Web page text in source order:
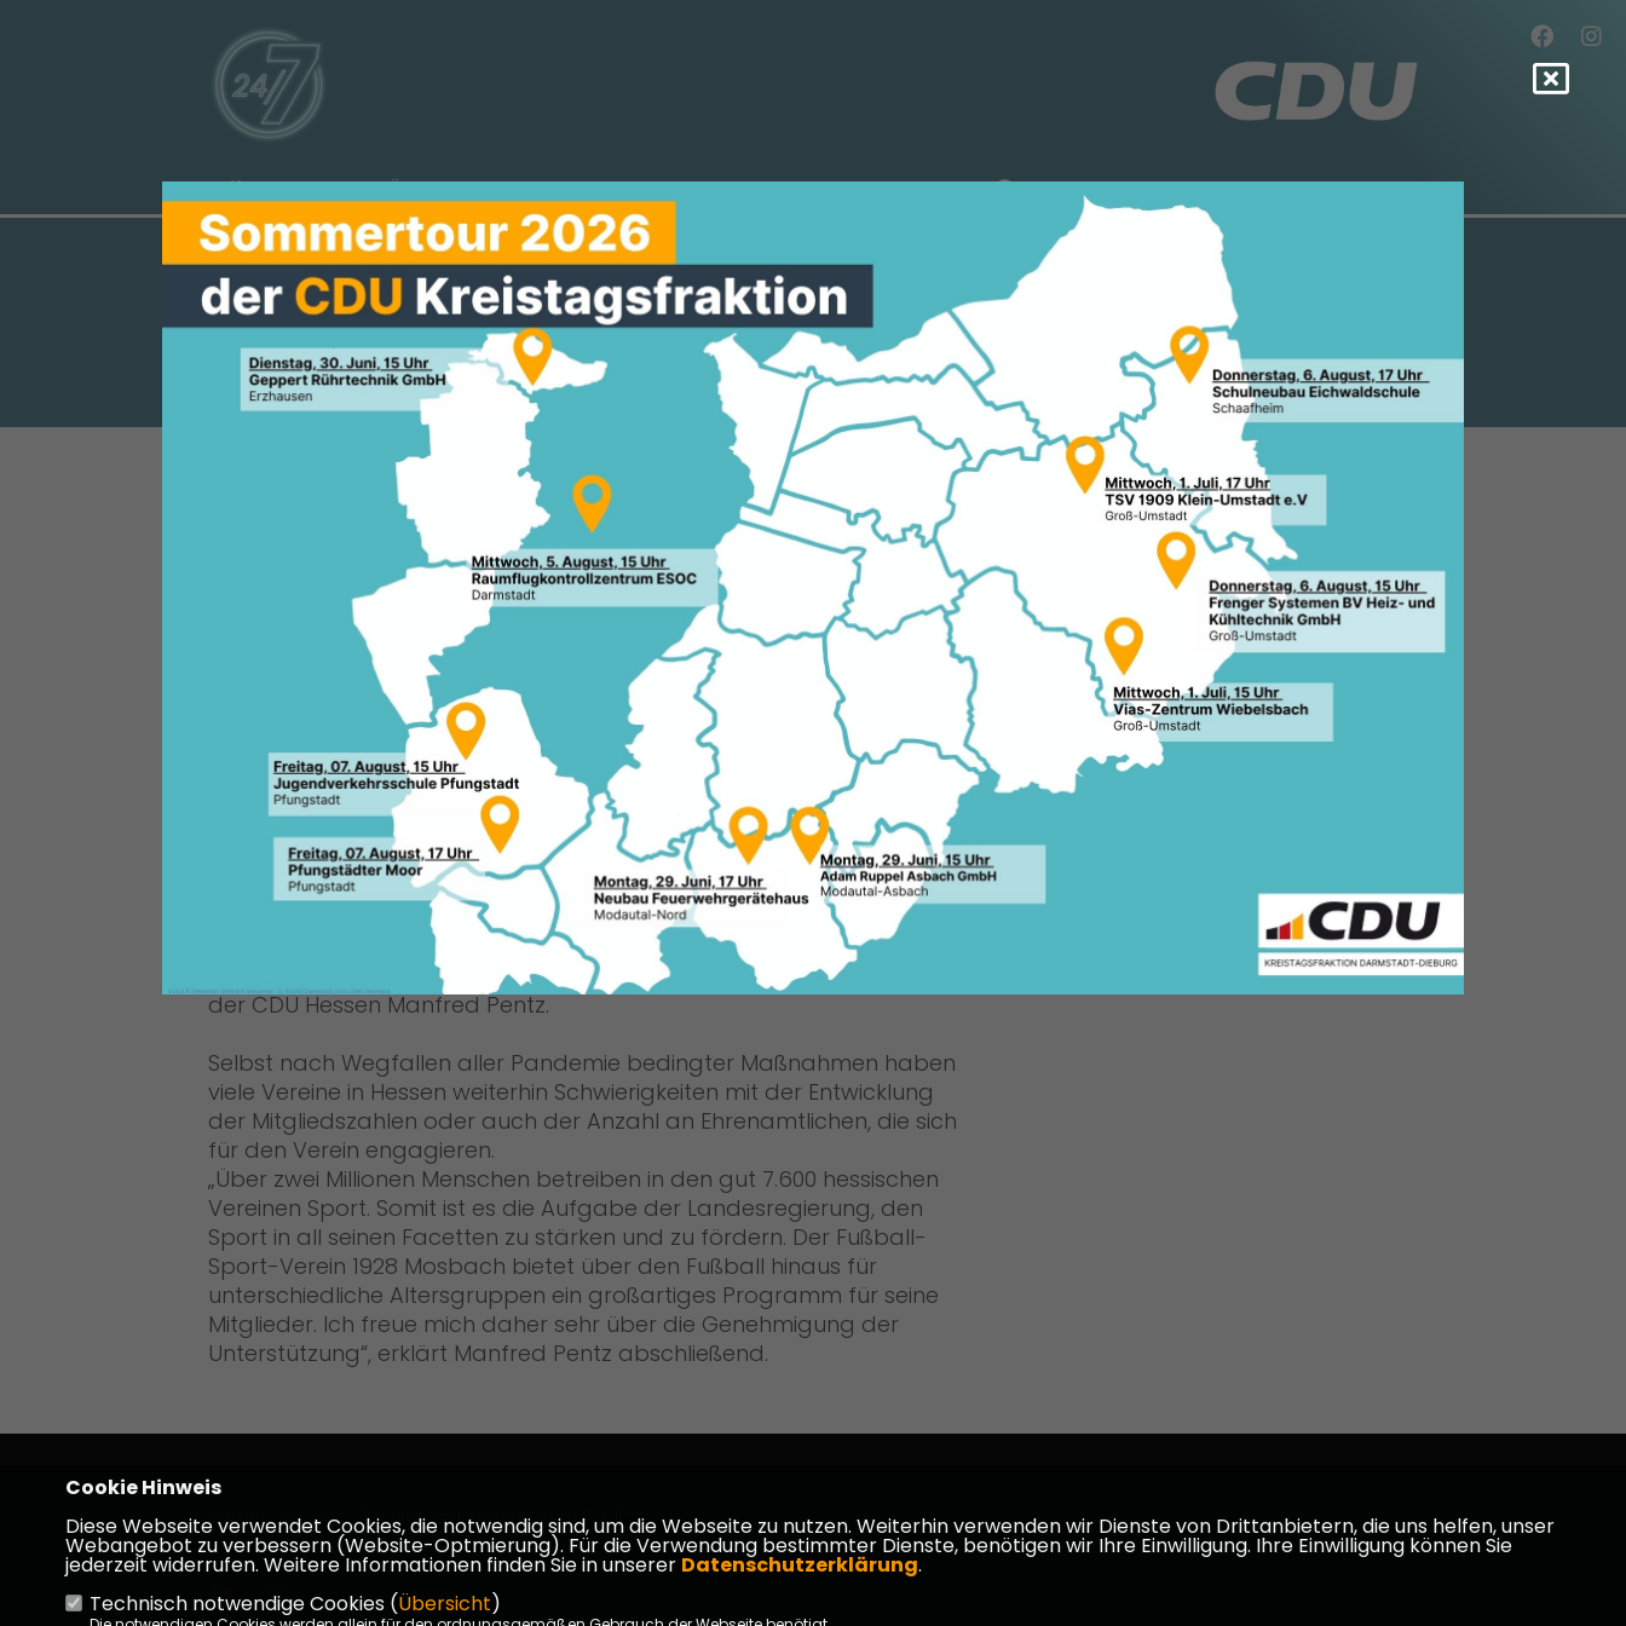
Aktuelles Über uns Vereinigungen Arbeitskreise Mitmachen
MANFRED PENTZ MDL: FUSSBALL-SPORT-V
EREIN 1928 MOSBACH ERHÄLT 500 EURO
Der Fußball-Sport-Verein 1928 Mosbach erhält eine Zuwendung in
Höhe von 500 Euro für die Vereinsarbeit.
Foto: Tobias Koch
Die Sportförderung ist ein wichtiges
Anliegen der CDU und der hessischen
Landesregierung. Wir freuen uns sehr,
dass der Fußball-Sport-Verein 1928
Mosbach nun monetäre Unterstützung
erhält. Die Vereine vor Ort sind aber
nicht nur für die Sportförderung enorm
wichtig, sondern auch maßgeblich für
den gesellschaftlichen Zusammenhalt.
Deshalb ist es unsere Aufgabe sie
optimal auszustatten und wann immer
möglich zu unterstützen. Damit die Menschen in Hessen weiterhin den
Zusammenhalt und die Gemeinschaft in unseren hessischen Vereinen
erleben können“, so der Landtagsabgeordnete und Generalsekretär
der CDU Hessen Manfred Pentz.
Selbst nach Wegfallen aller Pandemie bedingter Maßnahmen haben
viele Vereine in Hessen weiterhin Schwierigkeiten mit der Entwicklung
der Mitgliedszahlen oder auch der Anzahl an Ehrenamtlichen, die sich
für den Verein engagieren.
Über zwei Millionen Menschen betreiben in den gut 7.600 hessischen
Vereinen Sport. Somit ist es die Aufgabe der Landesregierung, den
Sport in all seinen Facetten zu stärken und zu fördern. Der Fußball-
Sport-Verein 1928 Mosbach bietet über den Fußball hinaus für
unterschiedliche Altersgruppen ein großartiges Programm für seine
Mitglieder. Ich freue mich daher sehr über die Genehmigung der
Unterstützung“, erklärt Manfred Pentz abschließend.
07.03.2023, 12:10 Uhr
Homepage des CDU Kreisverbandes Darmstadt-
Dieburg
Cookie Hinweis
Diese Webseite verwendet Cookies, die notwendig sind, um die Webseite zu nutzen. Weiterhin verwenden wir Dienste von Drittanbietern, die uns helfen, unser
Webangebot zu verbessern (Website-Optmierung). Für die Verwendung bestimmter Dienste, benötigen wir Ihre Einwilligung. Ihre Einwilligung können Sie
jederzeit widerrufen. Weitere Informationen finden Sie in unserer Datenschutzerklärung.
Technisch notwendige Cookies (Übersicht)